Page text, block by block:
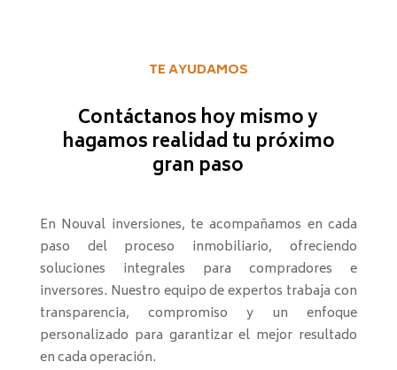
TE AYUDAMOS
Contáctanos hoy mismo y
hagamos realidad tu próximo
gran paso
En Nouval inversiones, te acompañamos en cada
paso del proceso inmobiliario, ofreciendo
soluciones integrales para compradores e
inversores. Nuestro equipo de expertos trabaja con
transparencia, compromiso y un enfoque
personalizado para garantizar el mejor resultado
en cada operación.